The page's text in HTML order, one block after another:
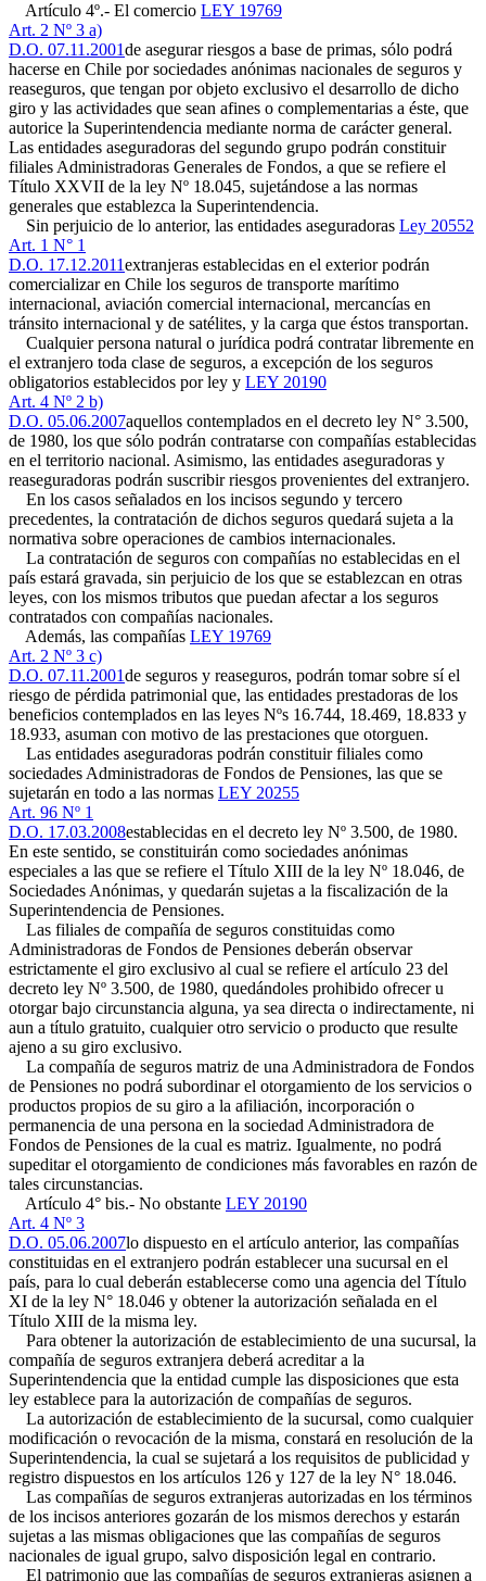
Artículo 4º.- El comercio LEY 19769
Art. 2 Nº 3 a)
D.O. 07.11.2001de asegurar riesgos a base de primas, sólo podrá
hacerse en Chile por sociedades anónimas nacionales de seguros y
reaseguros, que tengan por objeto exclusivo el desarrollo de dicho
giro y las actividades que sean afines o complementarias a éste, que
autorice la Superintendencia mediante norma de carácter general.
Las entidades aseguradoras del segundo grupo podrán constituir
filiales Administradoras Generales de Fondos, a que se refiere el
Título XXVII de la ley Nº 18.045, sujetándose a las normas
generales que establezca la Superintendencia.
Sin perjuicio de lo anterior, las entidades aseguradoras Ley 20552
Art. 1 N° 1
D.O. 17.12.2011extranjeras establecidas en el exterior podrán
comercializar en Chile los seguros de transporte marítimo
internacional, aviación comercial internacional, mercancías en
tránsito internacional y de satélites, y la carga que éstos transportan.
Cualquier persona natural o jurídica podrá contratar libremente en
el extranjero toda clase de seguros, a excepción de los seguros
obligatorios establecidos por ley y LEY 20190
Art. 4 Nº 2 b)
D.O. 05.06.2007aquellos contemplados en el decreto ley N° 3.500,
de 1980, los que sólo podrán contratarse con compañías establecidas
en el territorio nacional. Asimismo, las entidades aseguradoras y
reaseguradoras podrán suscribir riesgos provenientes del extranjero.
En los casos señalados en los incisos segundo y tercero
precedentes, la contratación de dichos seguros quedará sujeta a la
normativa sobre operaciones de cambios internacionales.
La contratación de seguros con compañías no establecidas en el
país estará gravada, sin perjuicio de los que se establezcan en otras
leyes, con los mismos tributos que puedan afectar a los seguros
contratados con compañías nacionales.
Además, las compañías LEY 19769
Art. 2 Nº 3 c)
D.O. 07.11.2001de seguros y reaseguros, podrán tomar sobre sí el
riesgo de pérdida patrimonial que, las entidades prestadoras de los
beneficios contemplados en las leyes Nºs 16.744, 18.469, 18.833 y
18.933, asuman con motivo de las prestaciones que otorguen.
Las entidades aseguradoras podrán constituir filiales como
sociedades Administradoras de Fondos de Pensiones, las que se
sujetarán en todo a las normas LEY 20255
Art. 96 Nº 1
D.O. 17.03.2008establecidas en el decreto ley Nº 3.500, de 1980.
En este sentido, se constituirán como sociedades anónimas
especiales a las que se refiere el Título XIII de la ley Nº 18.046, de
Sociedades Anónimas, y quedarán sujetas a la fiscalización de la
Superintendencia de Pensiones.
Las filiales de compañía de seguros constituidas como
Administradoras de Fondos de Pensiones deberán observar
estrictamente el giro exclusivo al cual se refiere el artículo 23 del
decreto ley Nº 3.500, de 1980, quedándoles prohibido ofrecer u
otorgar bajo circunstancia alguna, ya sea directa o indirectamente, ni
aun a título gratuito, cualquier otro servicio o producto que resulte
ajeno a su giro exclusivo.
La compañía de seguros matriz de una Administradora de Fondos
de Pensiones no podrá subordinar el otorgamiento de los servicios o
productos propios de su giro a la afiliación, incorporación o
permanencia de una persona en la sociedad Administradora de
Fondos de Pensiones de la cual es matriz. Igualmente, no podrá
supeditar el otorgamiento de condiciones más favorables en razón de
tales circunstancias.
Artículo 4° bis.- No obstante LEY 20190
Art. 4 Nº 3
D.O. 05.06.2007lo dispuesto en el artículo anterior, las compañías
constituidas en el extranjero podrán establecer una sucursal en el
país, para lo cual deberán establecerse como una agencia del Título
XI de la ley N° 18.046 y obtener la autorización señalada en el
Título XIII de la misma ley.
Para obtener la autorización de establecimiento de una sucursal, la
compañía de seguros extranjera deberá acreditar a la
Superintendencia que la entidad cumple las disposiciones que esta
ley establece para la autorización de compañías de seguros.
La autorización de establecimiento de la sucursal, como cualquier
modificación o revocación de la misma, constará en resolución de la
Superintendencia, la cual se sujetará a los requisitos de publicidad y
registro dispuestos en los artículos 126 y 127 de la ley N° 18.046.
Las compañías de seguros extranjeras autorizadas en los términos
de los incisos anteriores gozarán de los mismos derechos y estarán
sujetas a las mismas obligaciones que las compañías de seguros
nacionales de igual grupo, salvo disposición legal en contrario.
El patrimonio que las compañías de seguros extranjeras asignen a